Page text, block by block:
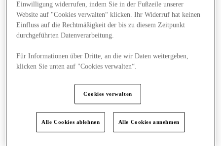
News
Einwilligung widerrufen, indem Sie in der Fußzeile unserer
Website auf "Cookies verwalten“ klicken. Ihr Widerruf hat keinen
Einfluss auf die Rechtmäßigkeit der bis zu diesem Zeitpunkt
durchgeführten Datenverarbeitung.
Für Informationen über Dritte, an die wir Daten weitergeben,
klicken Sie unten auf "Cookies verwalten“.
Cookies verwalten
Alle Cookies ablehnen Alle Cookies annehmen